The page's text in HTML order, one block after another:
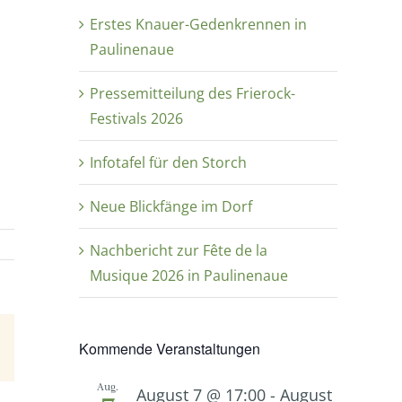
Erstes Knauer-Gedenkrennen in
Paulinenaue
Pressemitteilung des Frierock-
Festivals 2026
Infotafel für den Storch
Neue Blickfänge im Dorf
Nachbericht zur Fête de la
Musique 2026 in Paulinenaue
Kommende Veranstaltungen
Aug. August 7 @ 17:00 - August